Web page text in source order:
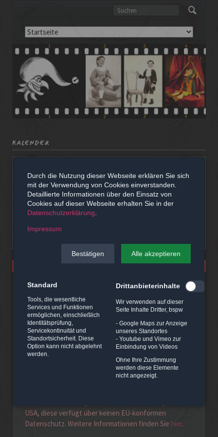
Navigation
KALENDER
MONTAG DIENSTAG MI TTWOCHDONNERSTAG
FREITAG SAMSTAG SO
1 2 3 4
6
7 8 9 10 11
13
14 15
20
21
29 30
Wir benötigen Ihre Zustimmung um den Inhalt der
Google Map laden zu können.
Mit dem Laden der Karte werden durch den mit uns
gemeinsam Verantwortlichen Google [Google Ireland
Limited, Irland] auf Ihrem Endgerät Skripte geladen,
Cookies gespeichert und personenbezogene Daten
erfasst. Damit kann Google Aktivitäten im Internet
USA, diese verfügt über keinen EU-konformen
Datenschutz. Weitere Informationen finden Sie hier.
Durch die Nutzung dieser Webseite erklären Sie sich
mit der Verwendung von Cookies einverstanden.
Detaillierte Informationen über den Einsatz von
Cookies auf dieser Webseite erhalten Sie in der
Datenschutzerklärung
Impressum
Bestätigen Alle akzeptieren
Standard
Tools, die wesentliche
Services und Funktionen
ermöglichen, einschließlich
Identitätsprüfung,
Servicekontinuität und
Standortsicherheit. Diese
Option kann nicht abgelehnt
werden.
Drittanbieterinhalte
Wir verwenden auf dieser
Seite Inhalte Dritter, bspw
- Google Maps zur Anzeige
unseres Standortes
- Youtube und Vimeo zur
Einbindung von Videos
Ohne Ihre Zustimmung
werden diese Elemente
nicht angezeigt.